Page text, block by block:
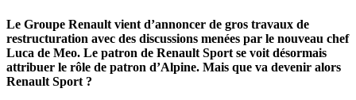
Le Groupe Renault vient d’annoncer de gros travaux de
restructuration avec des discussions menées par le nouveau chef
Luca de Meo. Le patron de Renault Sport se voit désormais
attribuer le rôle de patron d’Alpine. Mais que va devenir alors
Renault Sport ?